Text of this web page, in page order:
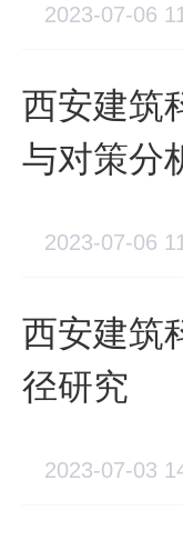
2023-07-06
西安建筑
与对策分
2023-07-06
西安建筑
径研究
2023-07-03